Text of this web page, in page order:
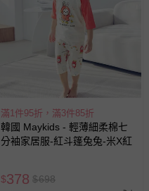
滿1件95折，滿3件85折
韓國 Maykids - 輕薄細柔棉七
分袖家居服-紅斗篷兔兔-米X紅
$378 $698